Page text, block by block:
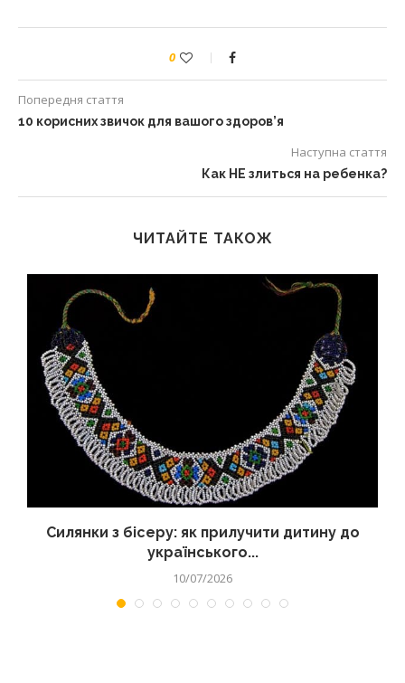
0
Попередня стаття
10 корисних звичок для вашого здоров’я
Наступна стаття
Как НЕ злиться на ребенка?
ЧИТАЙТЕ ТАКОЖ
Силянки з бісеру: як прилучити дитину до
українського...
10/07/2026